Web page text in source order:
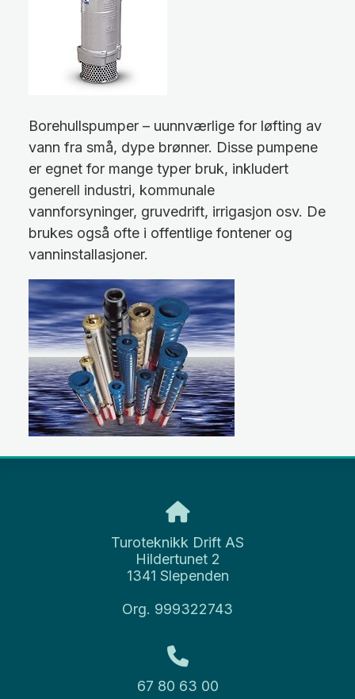
Borehullspumper – uunnværlige for løfting av
vann fra små, dype brønner. Disse pumpene
er egnet for mange typer bruk, inkludert
generell industri, kommunale
vannforsyninger, gruvedrift, irrigasjon osv. De
brukes også ofte i offentlige fontener og
vanninstallasjoner.
Turoteknikk Drift AS
Hildertunet 2
1341 Slependen
Org. 999322743
67 80 63 00